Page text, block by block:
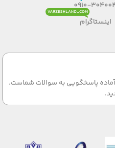
0910-
اینستاگرام
VARZESHLAND_COM
ما در روزهای شنبه الی چهارشنبه از ساعت 9 صبح تا 5 عصر آماده پاسخگویی به سوالات شماست.